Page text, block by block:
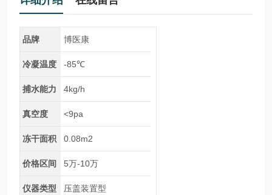
品牌 博医康
冷凝温度 -85℃
捕水能力 4kg/h
真空度 <9pa
冻干面积 0.08m2
价格区间 5万-10万
仪器类型 压盖装置型